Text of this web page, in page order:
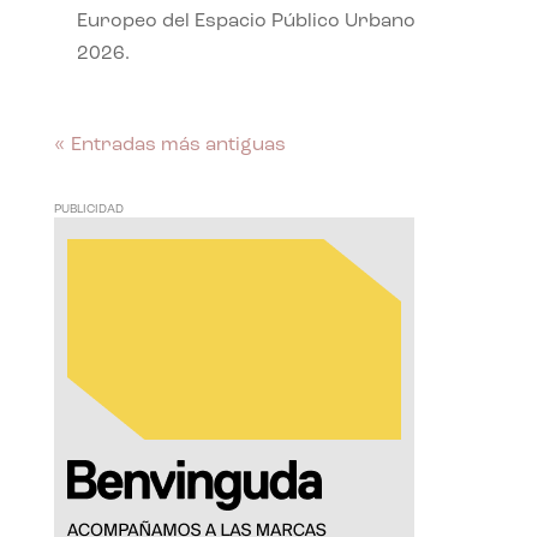
Europeo del Espacio Público Urbano
2026.
« Entradas más antiguas
PUBLICIDAD